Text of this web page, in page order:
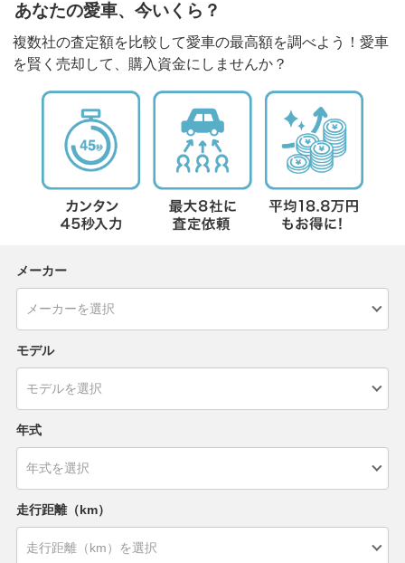
あなたの愛車、今いくら？
複数社の査定額を比較して愛車の最高額を調べよう！愛車
を賢く売却して、購入資金にしませんか？
メーカー
モデル
年式
走行距離（km）